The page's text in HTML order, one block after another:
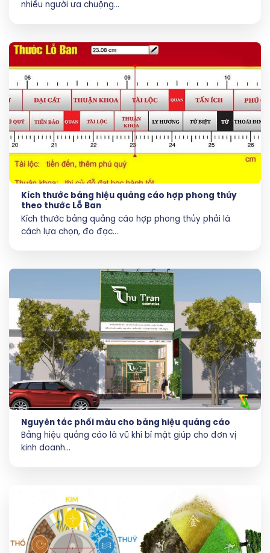
nhiều người ưa chuộng...
Kích thước bảng hiệu quảng cáo hợp phong thủy
theo thước Lỗ Ban
Kích thước bảng quảng cáo hợp phong thủy phải là
cách lựa chọn, đo đạc...
Nguyên tắc phối màu cho bảng hiệu quảng cáo
Bảng hiệu quảng cáo là vũ khí bí mật giúp cho đơn vị
kinh doanh...